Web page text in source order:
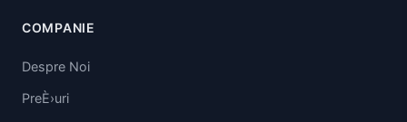
COMPANIE
Despre Noi
PreÈ›uri